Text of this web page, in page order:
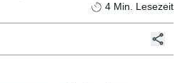
4 Min. Lesezeit